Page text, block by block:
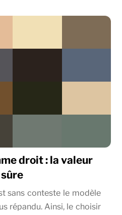
droit : la valeur
sûre
sans conteste le modèle
répandu. Ainsi, le choisir